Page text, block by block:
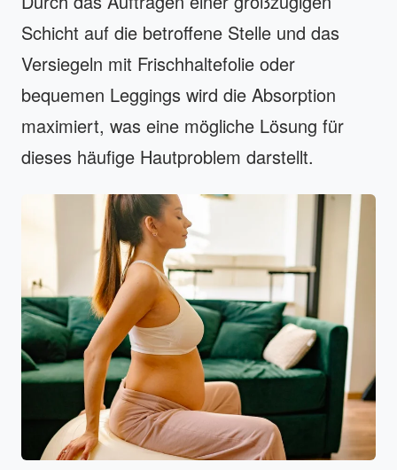
Schicht auf die betroffene Stelle und das
Versiegeln mit Frischhaltefolie oder
bequemen Leggings wird die Absorption
maximiert, was eine mögliche Lösung für
dieses häufige Hautproblem darstellt.